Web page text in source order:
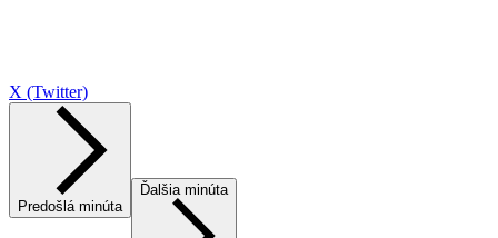
X (Twitter)
Predošlá minúta
Ďalšia minúta